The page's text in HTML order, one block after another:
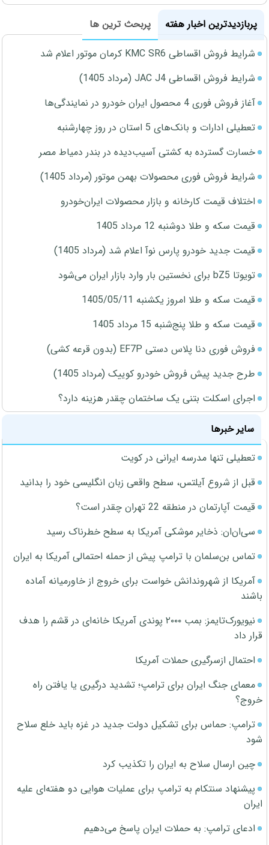
پربازدیدترین اخبار هفته
پربحث ترین ها
شرایط فروش اقساطی KMC SR6 کرمان موتور اعلام شد
شرایط فروش اقساطی JAC J4 (مرداد 1405)
آغاز فروش فوری 4 محصول ایران خودرو در نمایندگی‌ها
تعطیلی ادارات و بانک‌های 5 استان در روز چهارشنبه
خسارت گسترده به کشتی آسیب‌دیده در بندر دمیاط مصر
شرایط فروش فوری محصولات بهمن موتور (مرداد 1405)
اختلاف قیمت کارخانه و بازار محصولات ایران‌خودرو
قیمت سکه و طلا دوشنبه 12 مرداد 1405
قیمت جدید خودرو پارس نوآ اعلام شد (مرداد 1405)
تویوتا bZ5 برای نخستین بار وارد بازار ایران می‌شود
قیمت سکه و طلا امروز یکشنبه 1405/05/11
قیمت سکه و طلا پنج‌شنبه 15 مرداد 1405
فروش فوری دنا پلاس دستی EF7P (بدون قرعه کشی)
طرح جدید پیش فروش خودرو کوییک (مرداد 1405)
اجرای اسکلت بتنی یک ساختمان چقدر هزینه دارد؟
سایر خبرها
تعطیلی تنها مدرسه ایرانی در کویت
قبل از شروع آیلتس، سطح واقعی زبان انگلیسی خود را بدانید
قیمت آپارتمان در منطقه 22 تهران چقدر است؟
سی‌ان‌ان: ذخایر موشکی آمریکا به سطح خطرناک رسید
تماس بن‌سلمان با ترامپ پیش از حمله احتمالی آمریکا به ایران
آمریکا از شهروندانش خواست برای خروج از خاورمیانه آماده
باشند
نیویورک‌تایمز: بمب ۲۰۰۰ پوندی آمریکا خانه‌ای در قشم را هدف
قرار داد
احتمال ازسرگیری حملات آمریکا
معمای جنگ ایران برای ترامپ؛ تشدید درگیری یا یافتن راه
خروج؟
ترامپ: حماس برای تشکیل دولت جدید در غزه باید خلع سلاح
شود
چین ارسال سلاح به ایران را تکذیب کرد
پیشنهاد سنتکام به ترامپ برای عملیات هوایی دو هفته‌ای علیه
ایران
ادعای ترامپ: به حملات ایران پاسخ می‌دهیم